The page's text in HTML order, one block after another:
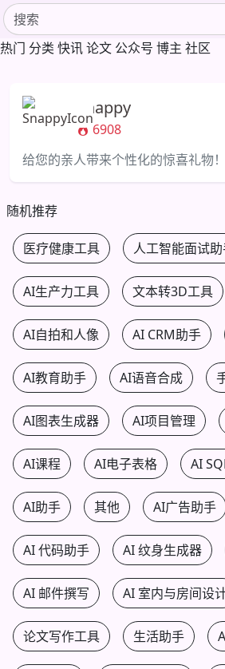
热门 分类 快讯论文 公众号 博主 社区
Snappy
6908
给您的亲人带来个性化的惊喜礼物！
随机推荐
医疗健康工具 人工智能面试
AI生产力工具 文本转3D工具
AI自拍和人像 AI CRM助手
AI教育助手 AI语音合成
AI图表生成器 AI项目管理
AI课程 AI电子表格 AI
AI助手 其他 AI广告助手
AI 代码助手 AI 纹身生成器
AI 邮件撰写 AI 室内与房间设
论文写作工具 生活助手